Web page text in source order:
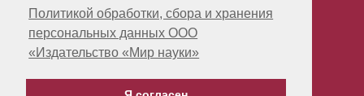
Политикой обработки, сбора и хранения
персональных данных ООО
«Издательство «Мир науки»
прав. Публикация любых материалов
этого сайта запрещена без
предварительного согласования с
издательством. Авторские права на
публикации принадлежат их авторам.